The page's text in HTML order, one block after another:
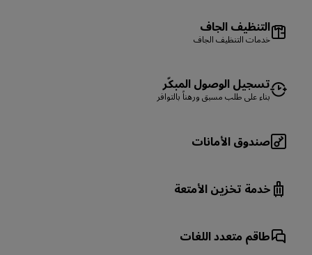
التنظيف الجاف
خدمات التنظيف الجاف
تسجيل الوصول المبكّر
بناء على طلب مسبق ورهناً بالتوافر
صندوق الأمانات
خدمة تخزين الأمتعة
طاقم متعدد اللغات